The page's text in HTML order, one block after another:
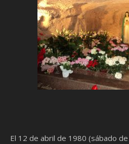
El 12 de abril de 1980 (sábado de